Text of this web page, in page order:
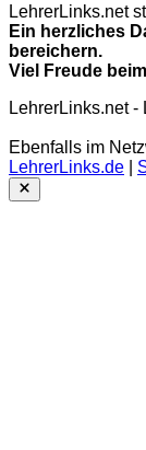
LehrerLinks.net
Ein herzliches
bereichern.
Viel Freude
LehrerLinks.net
Ebenfalls im
LehrerLinks.de
Close